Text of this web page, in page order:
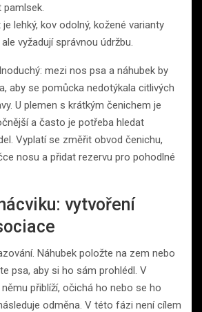
lehký, kov odolný, kožené varianty
vyžadují správnou údržbu.
mezi nos psa a náhubek by
aby se pomůcka nedotýkala citlivých
U plemen s krátkým čenichem je
a často je potřeba hledat
Vyplatí se změřit obvod čenichu,
nosu a přidat rezervu pro pohodlné
vytvoření
Náhubek položte na zem nebo
psa, aby si ho sám prohlédl. V
přiblíží, očichá ho nebo se ho
odměna. V této fázi není cílem